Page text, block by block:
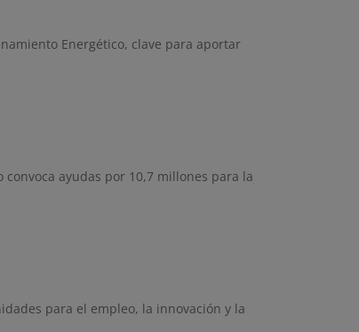
Energético, clave para aportar
ayudas por 10,7 millones para la
para el empleo, la innovación y la